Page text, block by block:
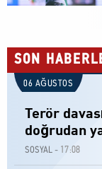
SON
06 AĞUSTOS
Terör
doğrudan
SOSYAL - 17:08